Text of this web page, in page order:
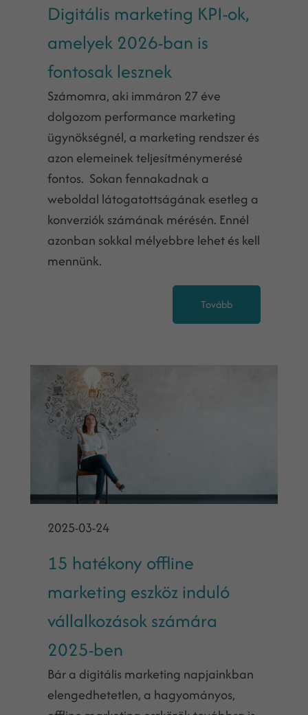
Digitális marketing KPI-ok,
amelyek 2026-ban is
fontosak lesznek
Számomra, aki immáron 27 éve
dolgozom performance marketing
ügynökségnél, a marketing rendszer és
azon elemeinek teljesítménymerésé
fontos. Sokan fennakadnak a
weboldal látogatottságának esetleg a
konverziók számának mérésén. Ennél
azonban sokkal mélyebbre lehet és kell
mennünk.
Tovább
2025-03-24
15 hatékony offline
marketing eszköz induló
vállalkozások számára
2025-ben
Bár a digitális marketing napjainkban
elengedhetetlen, a hagyományos,